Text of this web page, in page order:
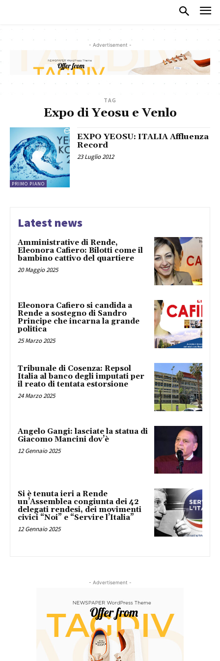
- Advertisement -
TAG
Expo di Yeosu e Venlo
PRIMO PIANO
EXPO YEOSU: ITALIA Affluenza
Record
23 Luglio 2012
Latest news
Amministrative di Rende,
Eleonora Cafiero: Bilotti come il
bambino cattivo del quartiere
20 Maggio 2025
Eleonora Cafiero si candida a
Rende a sostegno di Sandro
Principe che incarna la grande
politica
25 Marzo 2025
Tribunale di Cosenza: Repsol
Italia al banco degli imputati per
il reato di tentata estorsione
24 Marzo 2025
Angelo Gangi: lasciate la statua di
Giacomo Mancini dov’è
12 Gennaio 2025
Si è tenuta ieri a Rende
un’Assemblea congiunta dei 42
delegati rendesi, dei movimenti
civici “Noi” e “Servire l’Italia”
12 Gennaio 2025
- Advertisement -